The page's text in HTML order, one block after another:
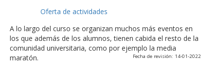
Oferta de actividades
A lo largo del curso se organizan muchos más eventos en
los que además de los alumnos, tienen cabida el resto de la
comunidad universitaria, como por ejemplo la media
maratón.
Fecha de revisión: 14-01-2022